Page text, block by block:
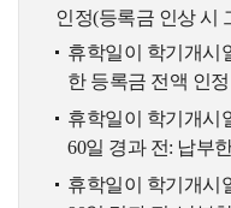
인정(등록금 인상 시
휴학일이 학기개시
한 등록금 전액 인정
휴학일이 학기개시
60일 경과 전: 납부
휴학일이 학기개시